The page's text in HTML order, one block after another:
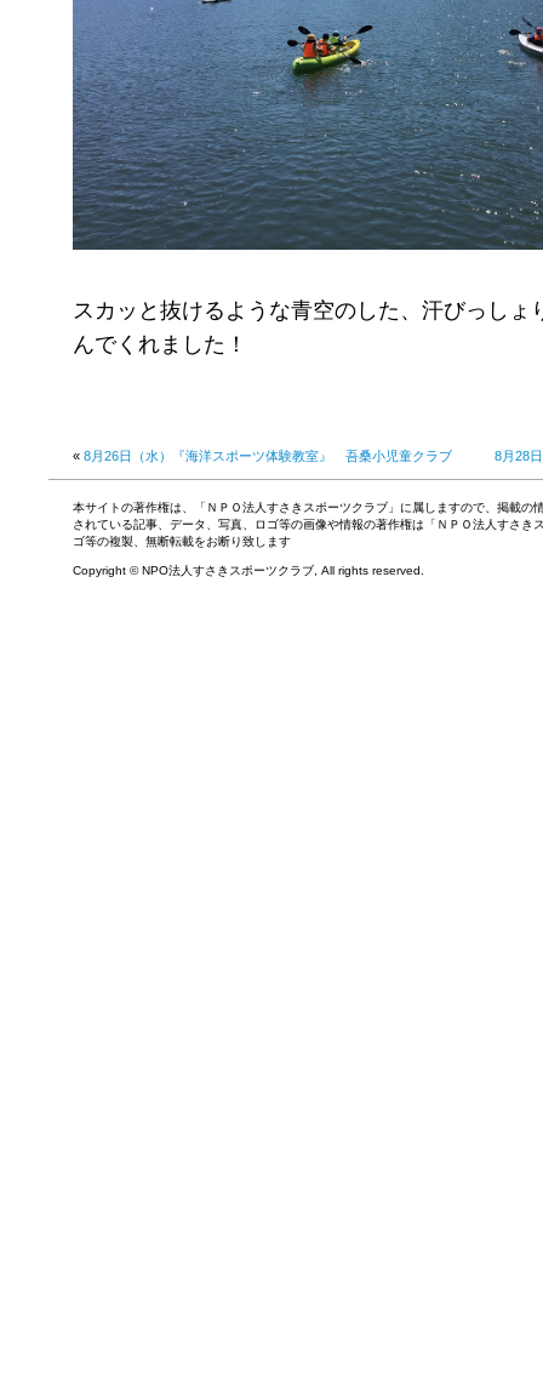
スカッと抜けるような青空のした、汗びっしょ
んでくれました！
« 8月26日（水）『海洋スポーツ体験教室』 吾桑小児童クラブ 8月28
本サイトの著作権は、「ＮＰＯ法人すさきスポーツクラブ」に属しますので、掲載
されている記事、データ、写真、ロゴ等の画像や情報の著作権は「ＮＰＯ法人すさ
ゴ等の複製、無断転載をお断り致します
Copyright © NPO法人すさきスポーツクラブ, All rights reserved.